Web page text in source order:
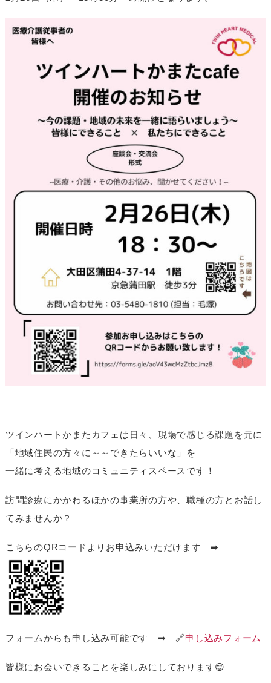
ツインハートかまたカフェは日々、現場で感じる課題を元に
「地域住民の方々に～～できたらいいな」を
一緒に考える地域のコミュニティスペースです！
訪問診療にかかわるほかの事業所の方や、職種の方とお話し
てみませんか？
こちらのQRコードよりお申込みいただけます ➡
フォームからも申し込み可能です ➡ 🔗申し込みフォーム
皆様にお会いできることを楽しみにしております😊